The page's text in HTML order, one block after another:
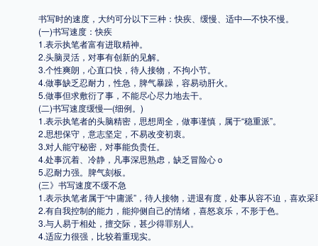
书写时的速度，大约可分以下三种：快疾、缓慢、适中—不快不慢。
(一)书写速度：快疾
1.表示执笔者富有进取精神。
2.头脑灵活，对事有创新的见解。
3.个性爽朗，心直口快，待人接物，不拘小节。
4.做事缺乏忍耐力，性急，脾气暴躁，容易动肝火。
5.做事但求敷衍了事，不能尽心尽力地去干。
(二)书写速度缓慢—(细例。)
1.表示执笔者的头脑精密，思想周全，做事谨慎，属于“稳重派”。
2.思想保守，意志坚定，不易改变初衷。
3.对人能守秘密，对事能负贵任。
4.处事沉着、冷静，凡事深思熟虑，缺乏冒险心ｏ
5.忍耐力强。脾气刻板。
(三》书写速度不缓不急
1.表示执笔者属于“中庸派”，待人接物，进退有度，处事从容不迫，喜欢采
2.有自我控制的能力，能抑侧自己的情绪，喜怒哀乐，不形于色。
3.与人易于相处，擅交际，甚少得罪别人。
4.适应力很强，比较着重现实。